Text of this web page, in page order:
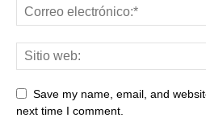
Save my name, email, and
next time I comment.